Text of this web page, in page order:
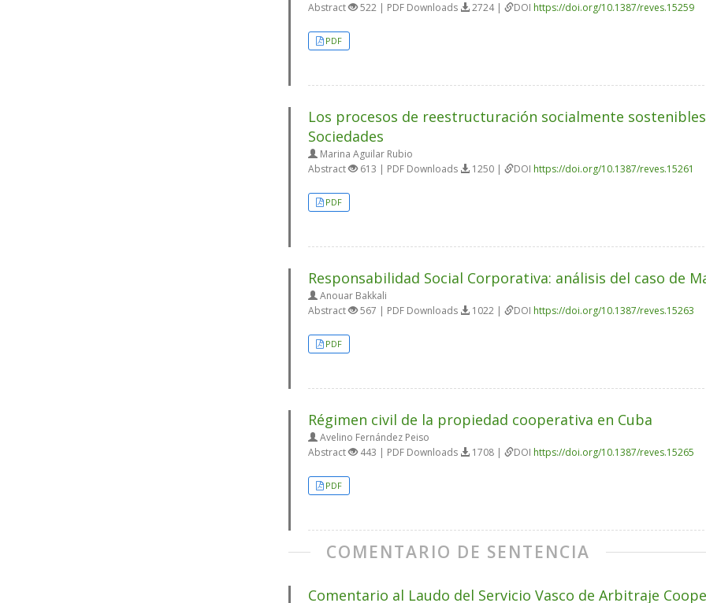
Abstract
522 | PDF Downloads 2724 | DOI https://doi.org/10.1387/reves.15259
PDF
Los procesos de reestructuración socialmente
Sociedades
Marina Aguilar Rubio
Abstract
613 | PDF Downloads 1250 | DOI https://doi.org/10.1387/reves.15261
PDF
Responsabilidad Social Corporativa: análisis del caso de
Anouar Bakkali
Abstract
567 | PDF Downloads 1022 | DOI https://doi.org/10.1387/reves.15263
PDF
Régimen civil de la propiedad cooperativa en Cuba
Avelino Fernández Peiso
Abstract
443 | PDF Downloads 1708 | DOI https://doi.org/10.1387/reves.15265
PDF
COMENTARIO DE SENTENCIA
Comentario al Laudo del Servicio Vasco de Arbitraje